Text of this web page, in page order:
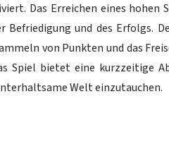
Das Erreichen eines hohen
und des Erfolgs.
von Punkten und das
Spiel bietet eine kurzzeitige
Welt einzutauchen.